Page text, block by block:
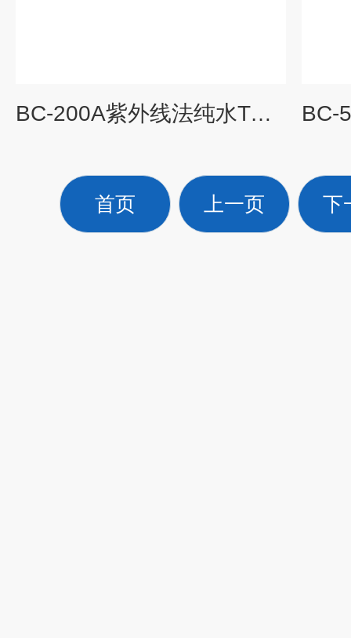
BC-200A紫外线法纯水TOC分析仪
首页 上一页 下